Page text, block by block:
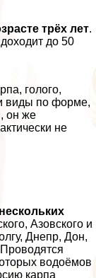
трёх лет.
до 50
голого,
виды по форме,
он же
не
Азовского и
Днепр, Дон,
водоёмов
карпа